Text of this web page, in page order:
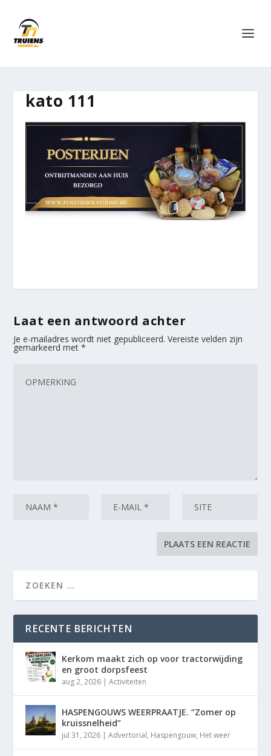
kato 111
Laat een antwoord achter
Je e-mailadres wordt niet gepubliceerd. Vereiste velden zijn
gemarkeerd met*
RECENTE BERICHTEN
Kerkom maakt zich op voor tractorwijding
en groot dorpsfeest
aug 2, 2026 |Activiteiten
HASPENGOUWS WEERPRAATJE. “Zomer op
kruissnelheid”
jul 31, 2026 |Advertorial, Haspengouw, Het weer